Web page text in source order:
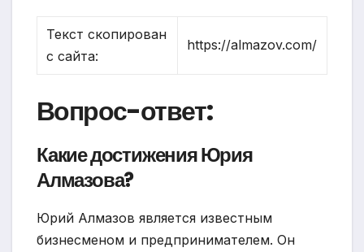
Текст скопирован
с сайта:
https://almazov.com/
Вопрос-ответ:
Какие достижения Юрия
Алмазова?
Юрий Алмазов является известным
бизнесменом и предпринимателем. Он